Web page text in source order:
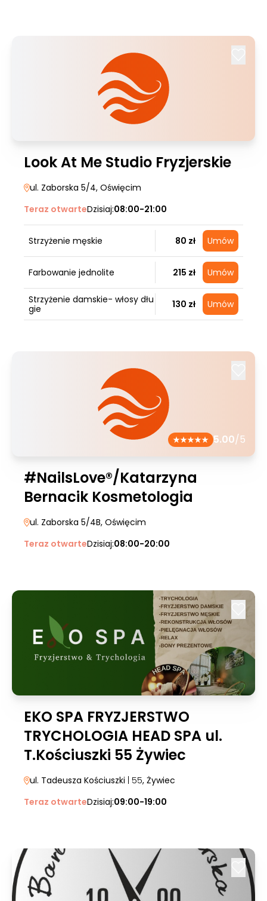
Look At Me Studio Fryzjerskie
ul. Zaborska 5/4, Oświęcim
Teraz otwarteDzisiaj:08:00-21:00
Strzyżenie męskie 80 zł Umów
Farbowanie jednolite 215 zł Umów
Strzyżenie damskie- włosy dłu
gie
130 zł Umów
5.00/5
#NailsLove®/Katarzyna
Bernacik Kosmetologia
ul. Zaborska 5/4B, Oświęcim
Teraz otwarteDzisiaj:08:00-20:00
EKO SPA FRYZJERSTWO
TRYCHOLOGIA HEAD SPA ul.
T.Kościuszki 55 Żywiec
ul. Tadeusza Kościuszki | 55, Żywiec
Teraz otwarteDzisiaj:09:00-19:00